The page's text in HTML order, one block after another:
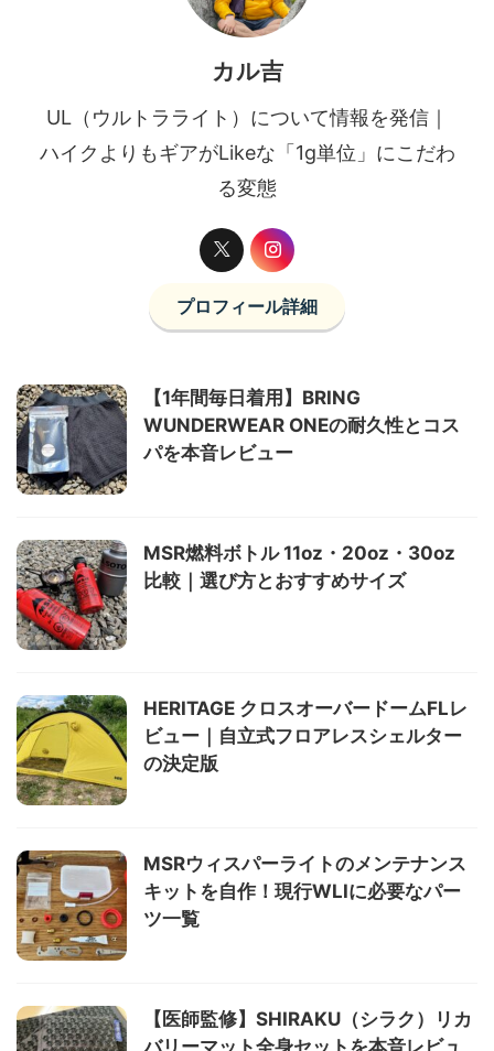
カル吉
UL（ウルトラライト）について情報を発信｜
ハイクよりもギアがLikeな「1g単位」にこだわ
る変態
プロフィール詳細
【1年間毎日着用】BRING
WUNDERWEAR ONEの耐久性とコス
パを本音レビュー
MSR燃料ボトル 11oz・20oz・30oz
比較｜選び方とおすすめサイズ
HERITAGE クロスオーバードームFLレ
ビュー｜自立式フロアレスシェルター
の決定版
MSRウィスパーライトのメンテナンス
キットを自作！現行WLIに必要なパー
ツ一覧
【医師監修】SHIRAKU（シラク）リカ
バリーマット全身セットを本音レビュ